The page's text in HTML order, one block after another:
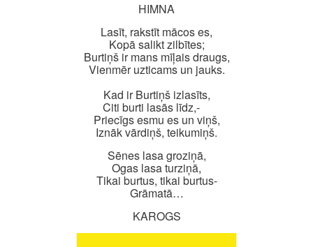
HIMNA
Lasīt, rakstīt mācos es,
Kopā salikt zilbītes;
Burtiņš ir mans mīļais draugs,
Vienmēr uzticams un jauks.
Kad ir Burtiņš izlasīts,
Citi burti lasās līdz,-
Priecīgs esmu es un viņš,
Iznāk vārdiņš, teikumiņš.
Sēnes lasa groziņā,
Ogas lasa turziņā,
Tikai burtus, tikai burtus-
Grāmatā…
KAROGS